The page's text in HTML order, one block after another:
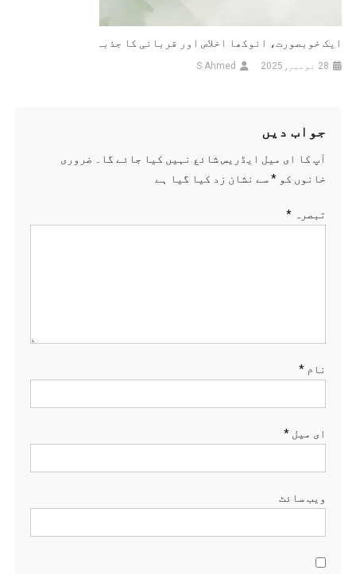
ایک خوبصورت، انوکھا اخلاص اور قربانی کا جذبہ
28 نومبر, 2025 S Ahmed
جواب دیں
آپ کا ای میل ایڈریس شائع نہیں کیا جائے گا۔
ضروری
خانوں کو *سے نشان زد کیا گیا ہے
تبصرہ *
نام *
ای میل *
ویب‌ سائٹ